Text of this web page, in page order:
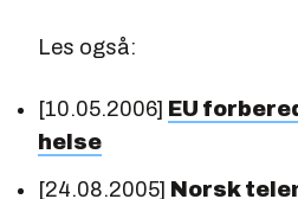
Les også:
[10.05.2006] EU
helse
[24.08.2005] Norsk